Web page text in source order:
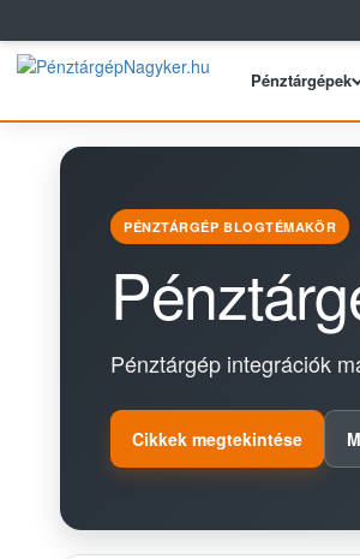
Pénztárgépek
PÉNZTÁRGÉP BLOGTÉMAKÖR
Pénztárgép integrációk
Cikkek megtekintése